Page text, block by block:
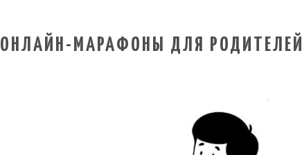
ОНЛАЙН-МАРАФОНЫ ДЛЯ РОДИТЕЛЕЙ